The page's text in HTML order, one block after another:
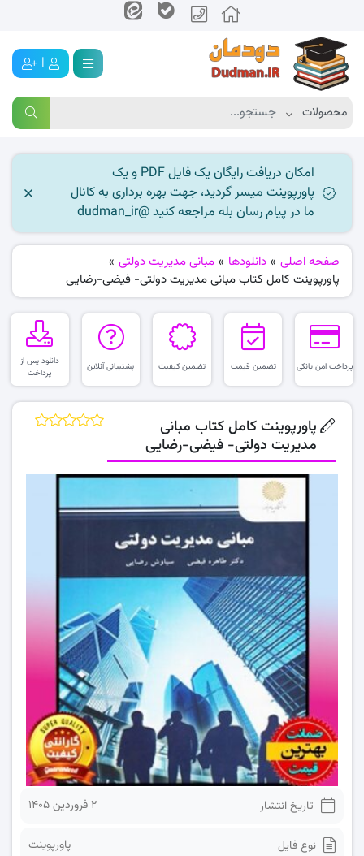
|
امکان دریافت رایگان یک فایل PDF و یک
پاورپوینت میسر گردید، جهت بهره برداری به کانال
ما در پیام رسان بله مراجعه کنید @dudman_ir
صفحه اصلی » دانلودها » مبانی مدیریت دولتی »
پاورپوینت کامل کتاب مبانی مدیریت دولتی- فیضی-رضایی
پرداخت امن بانکی تضمین قیمت تضمین کیفیت پشتیبانی آنلاین
دانلود پس از
پرداخت
پاورپوینت کامل کتاب مبانی
مدیریت دولتی- فیضی-رضایی
تاریخ انتشار 2 فروردین 1405
نوع فایل پاورپوینت